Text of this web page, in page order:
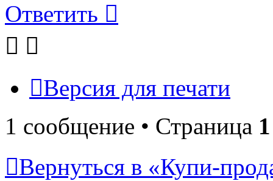
Ответить
Версия для печати
1 сообщение • Страница 1
Вернуться в «Купи-